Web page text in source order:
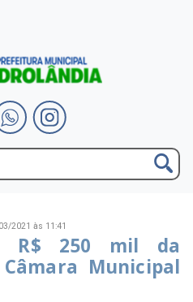
2021 às 11:41
R$ 250 mil da
Municipal